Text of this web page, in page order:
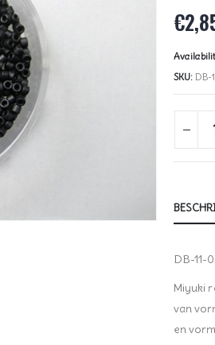
€
SKU: DB-
DB-11-
Miyuki
van
en